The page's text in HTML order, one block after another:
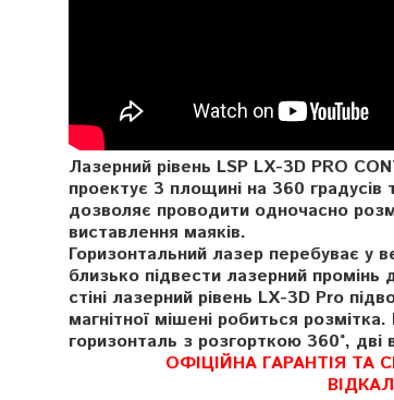
Лазерний рівень LSP LX-3D PRO
проектує 3 площині на 360
дозволяє проводити одночасно
виставлення маяків.
Горизонтальний лазер перебуває у
близько підвести лазерний
стіні лазерний рівень LX-3D Pro
магнітної мішені робиться
горизонталь з розгорткою 360°, дві
ОФІЦІЙНА ГАРАНТІЯ ТА